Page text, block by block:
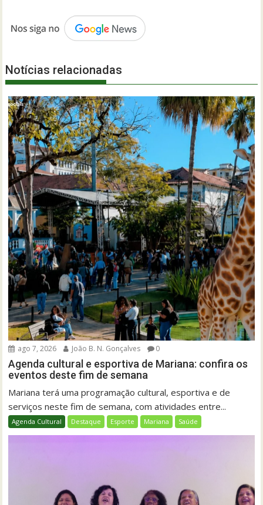
Notícias relacionadas
ago 7, 2026 João B. N. Gonçalves 0
Agenda cultural e esportiva de Mariana: confira os
eventos deste fim de semana
Mariana terá uma programação cultural, esportiva e de
serviços neste fim de semana, com atividades entre...
Agenda Cultural Destaque Esporte Mariana Saúde